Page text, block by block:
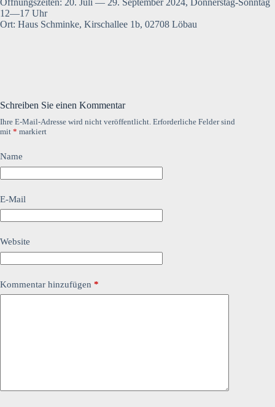
Öffnungszeiten: 20. Juli — 29. September 2024, Donnerstag-Sonntag
12—17 Uhr
Ort: Haus Schminke, Kirschallee 1b, 02708 Löbau
Schreiben Sie einen Kommentar
Ihre E-Mail-Adresse wird nicht veröffentlicht. Erforderliche Felder sind
mit * markiert
Name
E-Mail
Website
Kommentar hinzufügen *